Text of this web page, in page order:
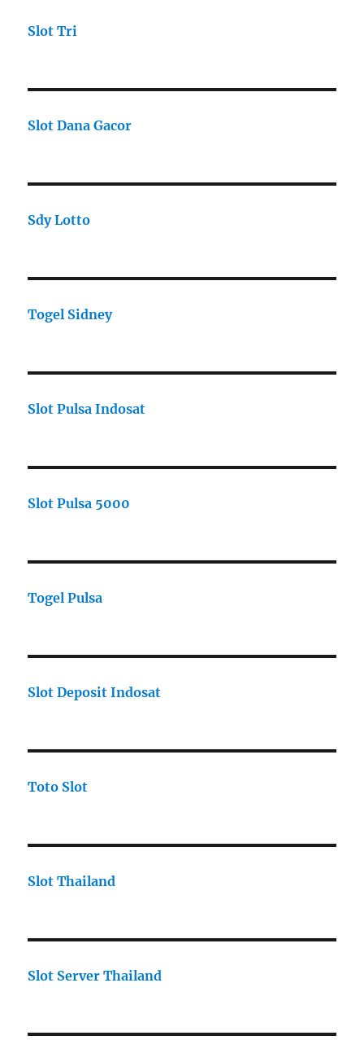
Slot Tri
Slot Dana Gacor
Sdy Lotto
Togel Sidney
Slot Pulsa Indosat
Slot Pulsa 5000
Togel Pulsa
Slot Deposit Indosat
Toto Slot
Slot Thailand
Slot Server Thailand